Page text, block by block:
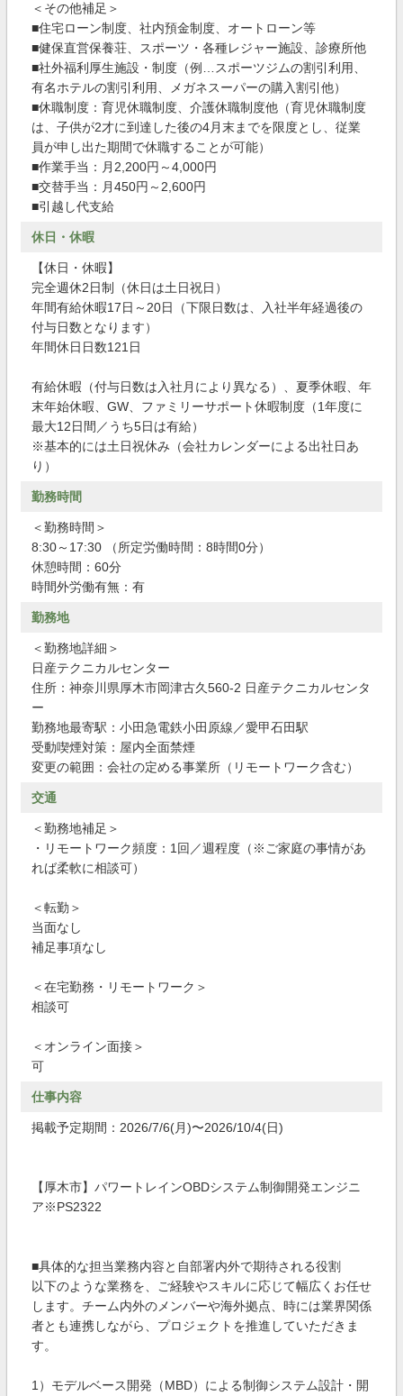
＜その他補足＞
■住宅ローン制度、社内預金制度、オートローン等
■健保直営保養荘、スポーツ・各種レジャー施設、診療所他
■社外福利厚生施設・制度（例…スポーツジムの割引利用、
有名ホテルの割引利用、メガネスーパーの購入割引他）
■休職制度：育児休職制度、介護休職制度他（育児休職制度
は、子供が2才に到達した後の4月末までを限度とし、従業
員が申し出た期間で休職することが可能）
■作業手当：月2,200円～4,000円
■交替手当：月450円～2,600円
■引越し代支給
休日・休暇
【休日・休暇】
完全週休2日制（休日は土日祝日）
年間有給休暇17日～20日（下限日数は、入社半年経過後の
付与日数となります）
年間休日日数121日
有給休暇（付与日数は入社月により異なる）、夏季休暇、年
末年始休暇、GW、ファミリーサポート休暇制度（1年度に
最大12日間／うち5日は有給）
※基本的には土日祝休み（会社カレンダーによる出社日あ
り）
勤務時間
＜勤務時間＞
8:30～17:30 （所定労働時間：8時間0分）
休憩時間：60分
時間外労働有無：有
勤務地
＜勤務地詳細＞
日産テクニカルセンター
住所：神奈川県厚木市岡津古久560-2 日産テクニカルセンタ
ー
勤務地最寄駅：小田急電鉄小田原線／愛甲石田駅
受動喫煙対策：屋内全面禁煙
変更の範囲：会社の定める事業所（リモートワーク含む）
交通
＜勤務地補足＞
・リモートワーク頻度：1回／週程度（※ご家庭の事情があ
れば柔軟に相談可）
＜転勤＞
当面なし
補足事項なし
＜在宅勤務・リモートワーク＞
相談可
＜オンライン面接＞
可
仕事内容
掲載予定期間：2026/7/6(月)〜2026/10/4(日)
【厚木市】パワートレインOBDシステム制御開発エンジニ
ア※PS2322
■具体的な担当業務内容と自部署内外で期待される役割
以下のような業務を、ご経験やスキルに応じて幅広くお任せ
します。チーム内外のメンバーや海外拠点、時には業界関係
者とも連携しながら、プロジェクトを推進していただきま
す。
1）モデルベース開発（MBD）による制御システム設計・開